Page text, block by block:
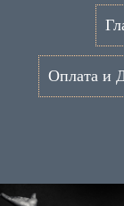
Оплата и